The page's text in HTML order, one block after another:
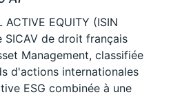
ACTIVE EQUITY (ISIN
SICAV de droit français
Management, classifiée
d'actions internationales
ESG combinée à une